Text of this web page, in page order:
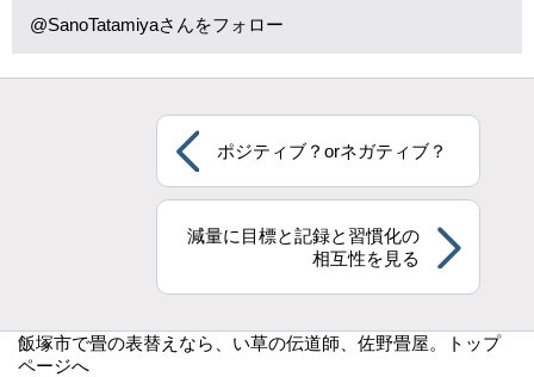
@SanoTatamiyaさんをフォロー
ポジティブ？orネガティブ？
減量に目標と記録と習慣化の
相互性を見る
飯塚市で畳の表替えなら
、い草の伝道師、佐野畳屋。トップ
ページへ